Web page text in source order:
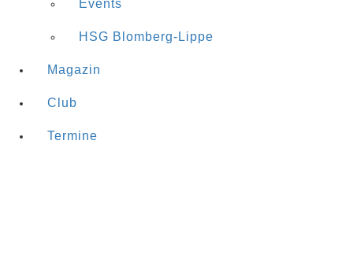
Events
HSG Blomberg-Lippe
Magazin
Club
Termine